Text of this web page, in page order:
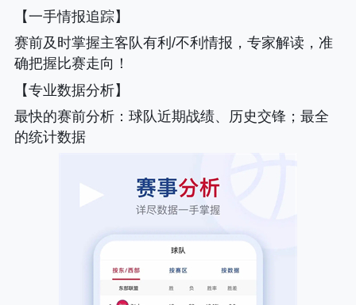
【一手情报追踪】
赛前及时掌握主客队有利/不利情报，专家解读，准
确把握比赛走向！
【专业数据分析】
最快的赛前分析：球队近期战绩、历史交锋；最全
的统计数据